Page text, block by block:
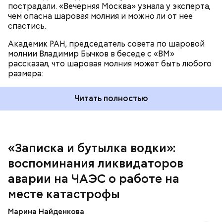
пострадали. «Вечерняя Москва» узнала у эксперта,
чем опасна шаровая молния и можно ли от нее
спастись.
Академик РАН, председатель совета по шаровой
молнии Владимир Бычков в беседе с «ВМ»
рассказал, что шаровая молния может быть любого
размера:
Читать полностью
«Записка и бутылка водки»:
воспоминания ликвидаторов
аварии на ЧАЭС о работе на
месте катастрофы
Марина Найденкова
транспорт. Привезли в полк. Построились. Сказали,
что произошло. Создали мобильный отряд. Через
несколько часов мы направились в сторону
Чернобыля, — вспоминает Макеев.
За свою земную жизнь он совершил множество
добрых дел во славу Божию.